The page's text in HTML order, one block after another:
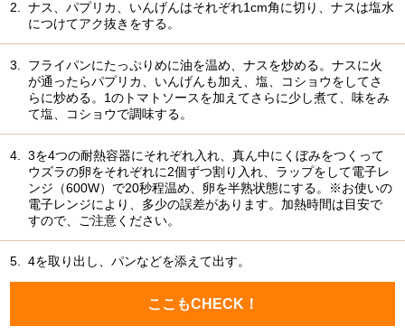
2.
ナス、パプリカ、いんげんはそれぞれ1cm角に切り、ナスは塩水
につけてアク抜きをする。
3.
フライパンにたっぷりめに油を温め、ナスを炒める。ナスに火
が通ったらパプリカ、いんげんも加え、塩、コショウをしてさ
らに炒める。1のトマトソースを加えてさらに少し煮て、味をみ
て塩、コショウで調味する。
4.
3を4つの耐熱容器にそれぞれ入れ、真ん中にくぼみをつくって
ウズラの卵をそれぞれに2個ずつ割り入れ、ラップをして電子レ
ンジ（600W）で20秒程温め、卵を半熟状態にする。※お使いの
電子レンジにより、多少の誤差があります。加熱時間は目安で
すので、ご注意ください。
5. 4を取り出し、パンなどを添えて出す。
ここもCHECK！